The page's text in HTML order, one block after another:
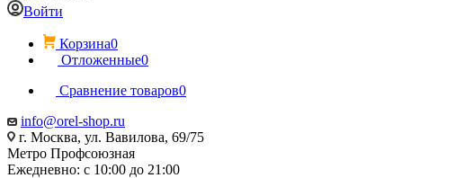
Войти
Корзина0
Отложенные0
Сравнение товаров0
info@orel-shop.ru
г. Москва, ул. Вавилова, 69/75
Метро Профсоюзная
Ежедневно: с 10:00 до 21:00